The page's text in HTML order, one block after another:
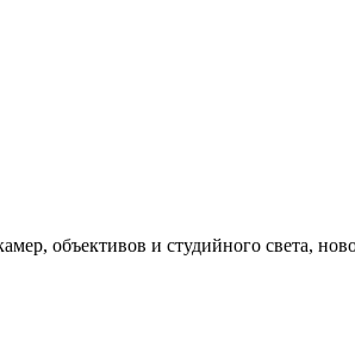
объективов и студийного света,